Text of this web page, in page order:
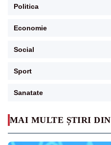
MAI MULTE ȘTIRI DIN
Politica
Economie
Social
Sport
Sanatate